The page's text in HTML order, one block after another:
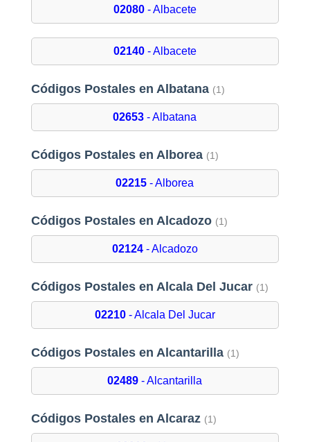
02080- Albacete
02140- Albacete
Códigos Postales en Albatana (1)
02653 - Albatana
Códigos Postales en Alborea (1)
02215 - Alborea
Códigos Postales en Alcadozo (1)
02124- Alcadozo
Códigos Postales en Alcala Del Jucar (1)
02210- Alcala Del Jucar
Códigos Postales en Alcantarilla (1)
02489 - Alcantarilla
Códigos Postales en Alcaraz (1)